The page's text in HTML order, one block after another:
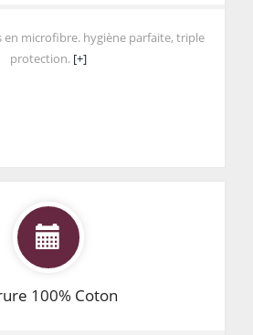
en microfibre. hygiène parfaite, triple
protection. [+]
100% Coton